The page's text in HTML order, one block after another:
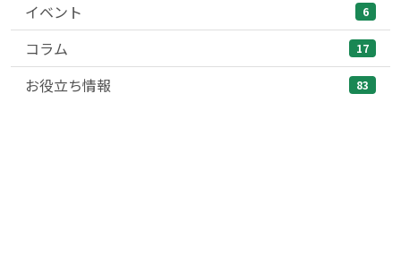
イベント 6
コラム 17
お役立ち情報 83